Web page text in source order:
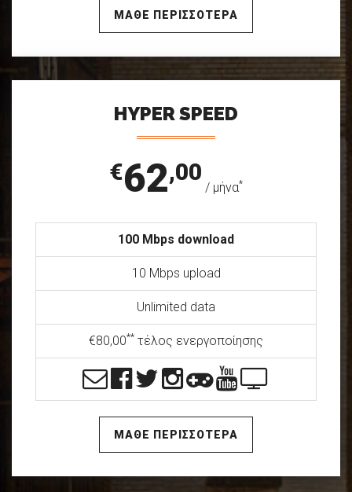
ΜΑΘΕ ΠΕΡΙΣΣΟΤΕΡΑ
HYPER SPEED
€62,00
/ μήνα*
100 Mbps download
10 Mbps upload
Unlimited data
€80,00** τέλος ενεργοποίησης
ΜΑΘΕ ΠΕΡΙΣΣΟΤΕΡΑ